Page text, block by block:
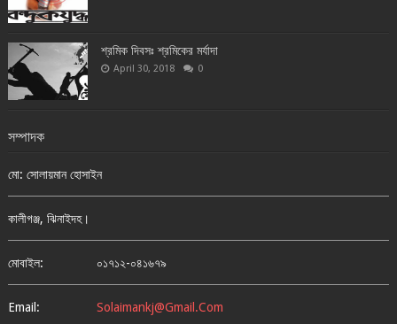
শ্রমিক দিবসঃ শ্রমিকের মর্যাদা
April 30, 2018 0
সম্পাদক
মো: সোলায়মান হোসাইন
কালীগঞ্জ, ঝিনাইদহ।
মোবাইল: ০১৭১২-০৪১৬৭৯
Email: Solaimankj@gmail.com